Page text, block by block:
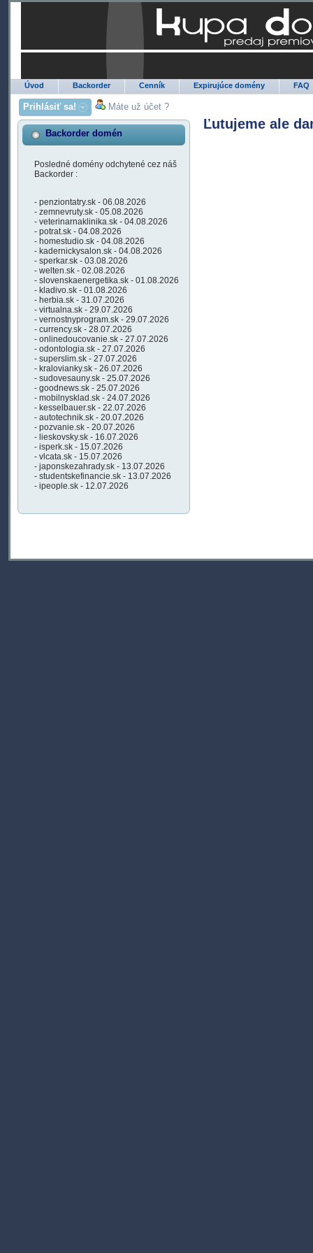
Úvod Backorder Cenník Expirujúce domény FAQ
Prihlásiť sa! Máte už účet ?
Backorder domén
Posledné domény odchytené cez náš
Backorder :
- penziontatry.sk - 06.08.2026
- zemnevruty.sk - 05.08.2026
- veterinarnaklinika.sk - 04.08.2026
- potrat.sk - 04.08.2026
- homestudio.sk - 04.08.2026
- kadernickysalon.sk - 04.08.2026
- sperkar.sk - 03.08.2026
- welten.sk - 02.08.2026
- slovenskaenergetika.sk - 01.08.2026
- kladivo.sk - 01.08.2026
- herbia.sk - 31.07.2026
- virtualna.sk - 29.07.2026
- vernostnyprogram.sk - 29.07.2026
- currency.sk - 28.07.2026
- onlinedoucovanie.sk - 27.07.2026
- odontologia.sk - 27.07.2026
- superslim.sk - 27.07.2026
- kralovianky.sk - 26.07.2026
- sudovesauny.sk - 25.07.2026
- goodnews.sk - 25.07.2026
- mobilnysklad.sk - 24.07.2026
- kesselbauer.sk - 22.07.2026
- autotechnik.sk - 20.07.2026
- pozvanie.sk - 20.07.2026
- lieskovsky.sk - 16.07.2026
- isperk.sk - 15.07.2026
- vlcata.sk - 15.07.2026
- japonskezahrady.sk - 13.07.2026
- studentskefinancie.sk - 13.07.2026
- ipeople.sk - 12.07.2026
Ľutujeme ale